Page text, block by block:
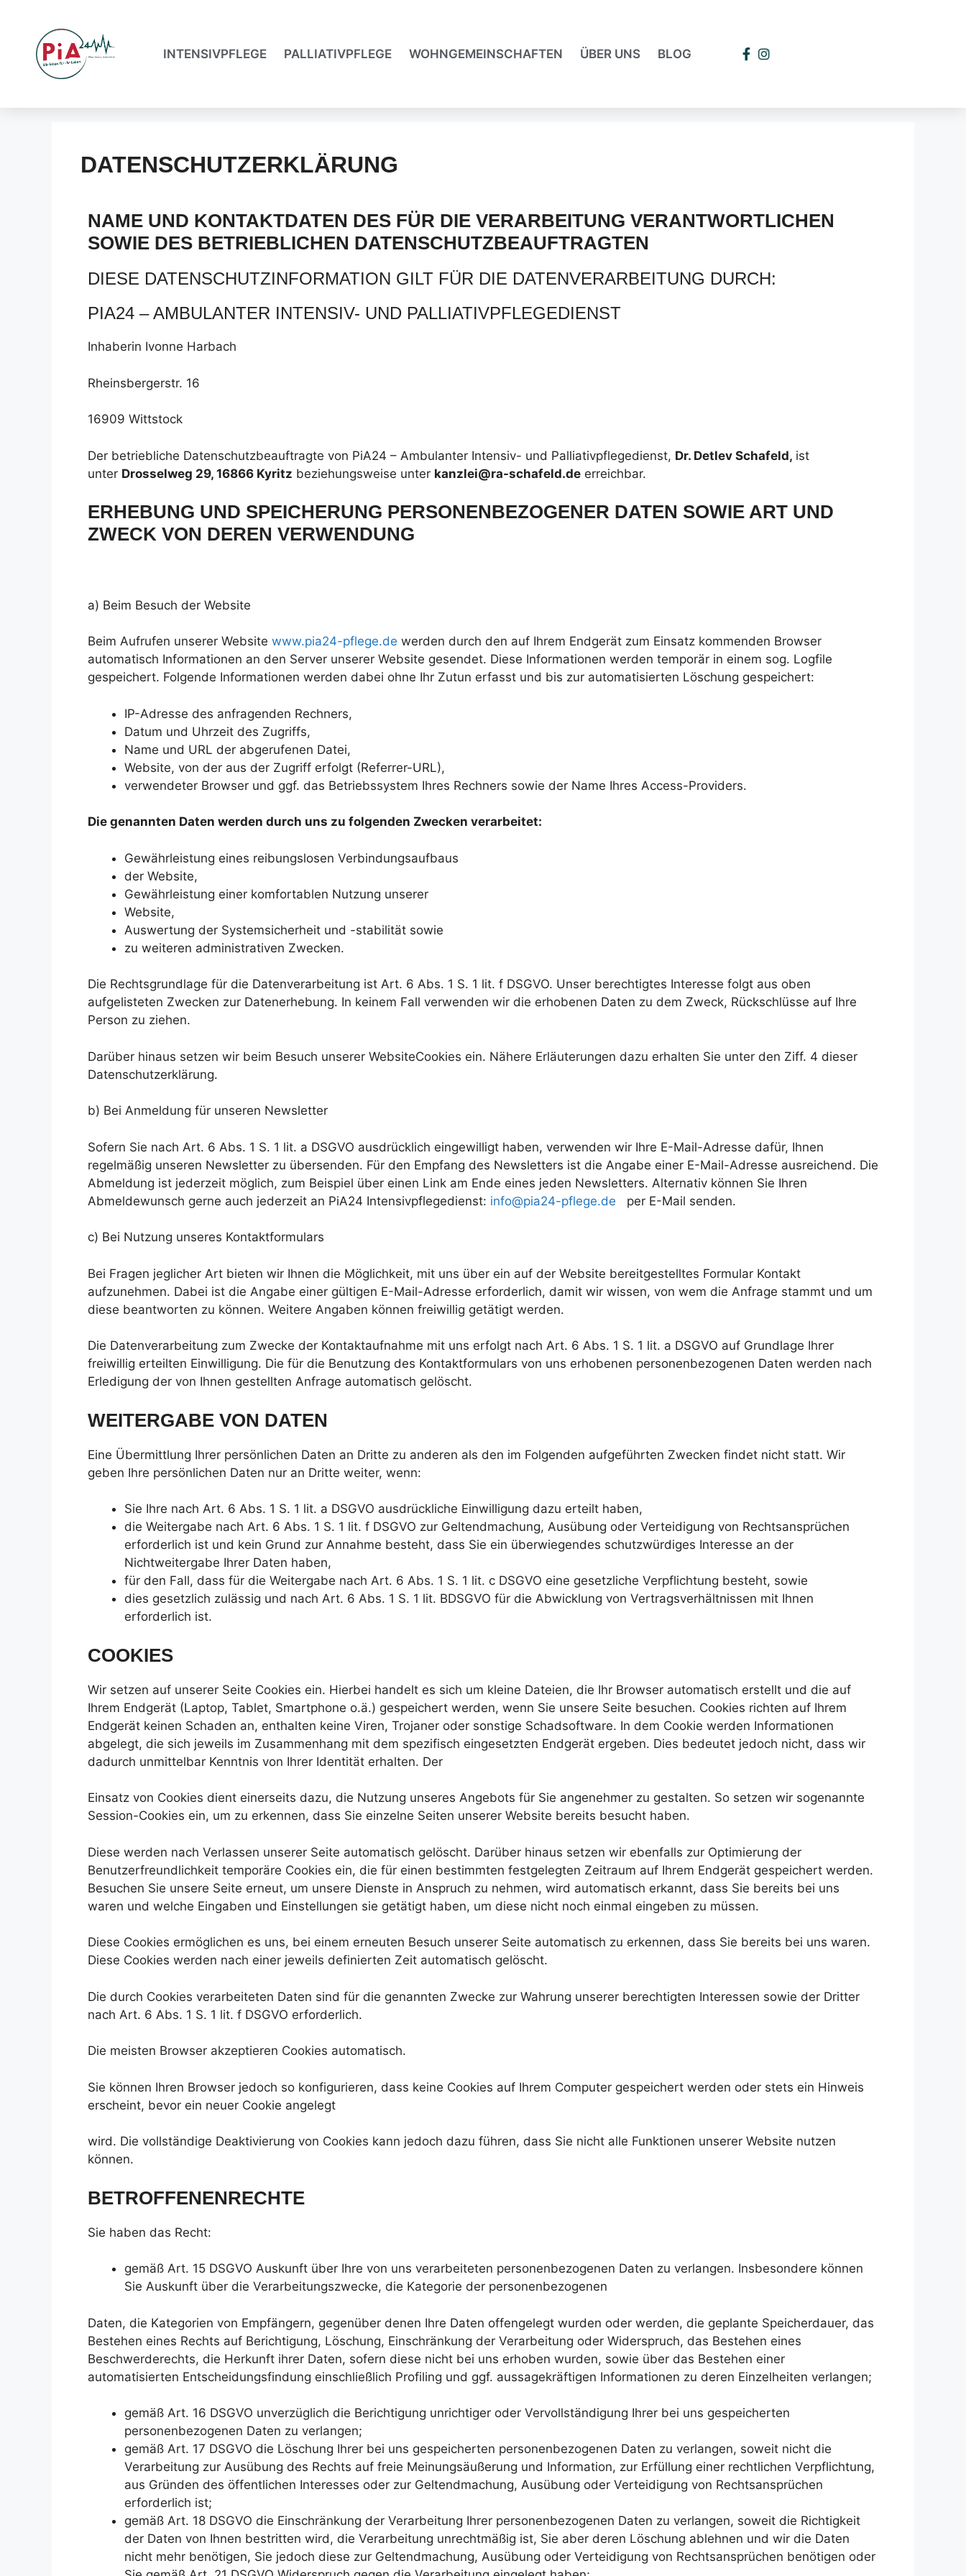
INTENSIVPFLEGE PALLIATIVPFLEGE WOHNGEMEINSCHAFTEN ÜBER UNS BLOG
DATENSCHUTZERKLÄRUNG
NAME UND KONTAKTDATEN DES FÜR DIE VERARBEITUNG VERANTWORTLICHEN
SOWIE DES BETRIEBLICHEN DATENSCHUTZBEAUFTRAGTEN
DIESE DATENSCHUTZINFORMATION GILT FÜR DIE DATENVERARBEITUNG DURCH:
PIA24 – AMBULANTER INTENSIV- UND PALLIATIVPFLEGEDIENST
Inhaberin Ivonne Harbach
Rheinsbergerstr. 16
16909 Wittstock
Der betriebliche Datenschutzbeauftragte von PiA24 – Ambulanter Intensiv- und Palliativpflegedienst, Dr. Detlev Schafeld, ist
unter Drosselweg 29, 16866 Kyritz beziehungsweise unter kanzlei@ra-schafeld.de erreichbar.
ERHEBUNG UND SPEICHERUNG PERSONENBEZOGENER DATEN SOWIE ART UND
ZWECK VON DEREN VERWENDUNG
a) Beim Besuch der Website
Beim Aufrufen unserer Website www.pia24-pflege.de werden durch den auf Ihrem Endgerät zum Einsatz kommenden Browser
automatisch Informationen an den Server unserer Website gesendet. Diese Informationen werden temporär in einem sog. Logfile
gespeichert. Folgende Informationen werden dabei ohne Ihr Zutun erfasst und bis zur automatisierten Löschung gespeichert:
IP-Adresse des anfragenden Rechners,
Datum und Uhrzeit des Zugriffs,
Name und URL der abgerufenen Datei,
Website, von der aus der Zugriff erfolgt (Referrer-URL),
verwendeter Browser und ggf. das Betriebssystem Ihres Rechners sowie der Name Ihres Access-Providers.
Die genannten Daten werden durch uns zu folgenden Zwecken verarbeitet:
Gewährleistung eines reibungslosen Verbindungsaufbaus
der Website,
Gewährleistung einer komfortablen Nutzung unserer
Website,
Auswertung der Systemsicherheit und -stabilität sowie
zu weiteren administrativen Zwecken.
Die Rechtsgrundlage für die Datenverarbeitung ist Art. 6 Abs. 1 S. 1 lit. f DSGVO. Unser berechtigtes Interesse folgt aus oben
aufgelisteten Zwecken zur Datenerhebung. In keinem Fall verwenden wir die erhobenen Daten zu dem Zweck, Rückschlüsse auf Ihre
Person zu ziehen.
Darüber hinaus setzen wir beim Besuch unserer WebsiteCookies ein. Nähere Erläuterungen dazu erhalten Sie unter den Ziff. 4 dieser
Datenschutzerklärung.
b) Bei Anmeldung für unseren Newsletter
Sofern Sie nach Art. 6 Abs. 1 S. 1 lit. a DSGVO ausdrücklich eingewilligt haben, verwenden wir Ihre E-Mail-Adresse dafür, Ihnen
regelmäßig unseren Newsletter zu übersenden. Für den Empfang des Newsletters ist die Angabe einer E-Mail-Adresse ausreichend. Die
Abmeldung ist jederzeit möglich, zum Beispiel über einen Link am Ende eines jeden Newsletters. Alternativ können Sie Ihren
Abmeldewunsch gerne auch jederzeit an PiA24 Intensivpflegedienst: info@pia24-pflege.de per E-Mail senden.
c) Bei Nutzung unseres Kontaktformulars
Bei Fragen jeglicher Art bieten wir Ihnen die Möglichkeit, mit uns über ein auf der Website bereitgestelltes Formular Kontakt
aufzunehmen. Dabei ist die Angabe einer gültigen E-Mail-Adresse erforderlich, damit wir wissen, von wem die Anfrage stammt und um
diese beantworten zu können. Weitere Angaben können freiwillig getätigt werden.
Die Datenverarbeitung zum Zwecke der Kontaktaufnahme mit uns erfolgt nach Art. 6 Abs. 1 S. 1 lit. a DSGVO auf Grundlage Ihrer
freiwillig erteilten Einwilligung. Die für die Benutzung des Kontaktformulars von uns erhobenen personenbezogenen Daten werden nach
Erledigung der von Ihnen gestellten Anfrage automatisch gelöscht.
WEITERGABE VON DATEN
Eine Übermittlung Ihrer persönlichen Daten an Dritte zu anderen als den im Folgenden aufgeführten Zwecken findet nicht statt. Wir
geben Ihre persönlichen Daten nur an Dritte weiter, wenn:
Sie Ihre nach Art. 6 Abs. 1 S. 1 lit. a DSGVO ausdrückliche Einwilligung dazu erteilt haben,
die Weitergabe nach Art. 6 Abs. 1 S. 1 lit. f DSGVO zur Geltendmachung, Ausübung oder Verteidigung von Rechtsansprüchen
erforderlich ist und kein Grund zur Annahme besteht, dass Sie ein überwiegendes schutzwürdiges Interesse an der
Nichtweitergabe Ihrer Daten haben,
für den Fall, dass für die Weitergabe nach Art. 6 Abs. 1 S. 1 lit. c DSGVO eine gesetzliche Verpflichtung besteht, sowie
dies gesetzlich zulässig und nach Art. 6 Abs. 1 S. 1 lit. BDSGVO für die Abwicklung von Vertragsverhältnissen mit Ihnen
erforderlich ist.
COOKIES
Wir setzen auf unserer Seite Cookies ein. Hierbei handelt es sich um kleine Dateien, die Ihr Browser automatisch erstellt und die auf
Ihrem Endgerät (Laptop, Tablet, Smartphone o.ä.) gespeichert werden, wenn Sie unsere Seite besuchen. Cookies richten auf Ihrem
Endgerät keinen Schaden an, enthalten keine Viren, Trojaner oder sonstige Schadsoftware. In dem Cookie werden Informationen
abgelegt, die sich jeweils im Zusammenhang mit dem spezifisch eingesetzten Endgerät ergeben. Dies bedeutet jedoch nicht, dass wir
dadurch unmittelbar Kenntnis von Ihrer Identität erhalten. Der
Einsatz von Cookies dient einerseits dazu, die Nutzung unseres Angebots für Sie angenehmer zu gestalten. So setzen wir sogenannte
Session-Cookies ein, um zu erkennen, dass Sie einzelne Seiten unserer Website bereits besucht haben.
Diese werden nach Verlassen unserer Seite automatisch gelöscht. Darüber hinaus setzen wir ebenfalls zur Optimierung der
Benutzerfreundlichkeit temporäre Cookies ein, die für einen bestimmten festgelegten Zeitraum auf Ihrem Endgerät gespeichert werden.
Besuchen Sie unsere Seite erneut, um unsere Dienste in Anspruch zu nehmen, wird automatisch erkannt, dass Sie bereits bei uns
waren und welche Eingaben und Einstellungen sie getätigt haben, um diese nicht noch einmal eingeben zu müssen.
Diese Cookies ermöglichen es uns, bei einem erneuten Besuch unserer Seite automatisch zu erkennen, dass Sie bereits bei uns waren.
Diese Cookies werden nach einer jeweils definierten Zeit automatisch gelöscht.
Die durch Cookies verarbeiteten Daten sind für die genannten Zwecke zur Wahrung unserer berechtigten Interessen sowie der Dritter
nach Art. 6 Abs. 1 S. 1 lit. f DSGVO erforderlich.
Die meisten Browser akzeptieren Cookies automatisch.
Sie können Ihren Browser jedoch so konfigurieren, dass keine Cookies auf Ihrem Computer gespeichert werden oder stets ein Hinweis
erscheint, bevor ein neuer Cookie angelegt
wird. Die vollständige Deaktivierung von Cookies kann jedoch dazu führen, dass Sie nicht alle Funktionen unserer Website nutzen
können.
BETROFFENENRECHTE
Sie haben das Recht:
gemäß Art. 15 DSGVO Auskunft über Ihre von uns verarbeiteten personenbezogenen Daten zu verlangen. Insbesondere können
Sie Auskunft über die Verarbeitungszwecke, die Kategorie der personenbezogenen
Daten, die Kategorien von Empfängern, gegenüber denen Ihre Daten offengelegt wurden oder werden, die geplante Speicherdauer, das
Bestehen eines Rechts auf Berichtigung, Löschung, Einschränkung der Verarbeitung oder Widerspruch, das Bestehen eines
Beschwerderechts, die Herkunft ihrer Daten, sofern diese nicht bei uns erhoben wurden, sowie über das Bestehen einer
automatisierten Entscheidungsfindung einschließlich Profiling und ggf. aussagekräftigen Informationen zu deren Einzelheiten verlangen;
gemäß Art. 16 DSGVO unverzüglich die Berichtigung unrichtiger oder Vervollständigung Ihrer bei uns gespeicherten
personenbezogenen Daten zu verlangen;
gemäß Art. 17 DSGVO die Löschung Ihrer bei uns gespeicherten personenbezogenen Daten zu verlangen, soweit nicht die
Verarbeitung zur Ausübung des Rechts auf freie Meinungsäußerung und Information, zur Erfüllung einer rechtlichen Verpflichtung,
aus Gründen des öffentlichen Interesses oder zur Geltendmachung, Ausübung oder Verteidigung von Rechtsansprüchen
erforderlich ist;
gemäß Art. 18 DSGVO die Einschränkung der Verarbeitung Ihrer personenbezogenen Daten zu verlangen, soweit die Richtigkeit
der Daten von Ihnen bestritten wird, die Verarbeitung unrechtmäßig ist, Sie aber deren Löschung ablehnen und wir die Daten
nicht mehr benötigen, Sie jedoch diese zur Geltendmachung, Ausübung oder Verteidigung von Rechtsansprüchen benötigen oder